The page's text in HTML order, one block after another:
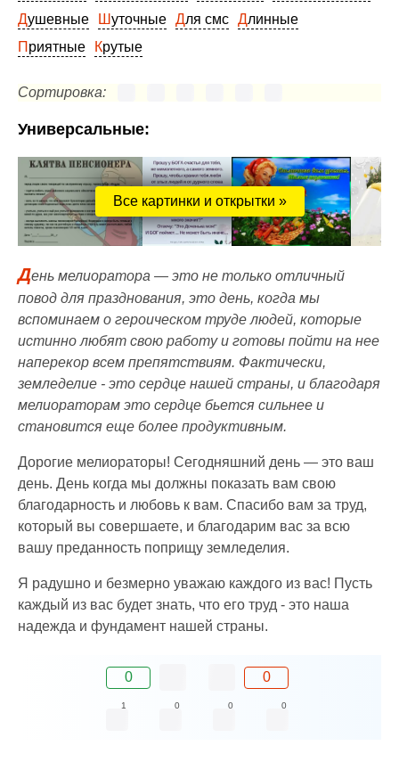
Душевные
Шуточные Для смс
Длинные
Приятные
Крутые
Сортировка:
Универсальные:
Все картинки и открытки »
День мелиоратора — это не только отличный
повод для празднования, это день, когда мы
вспоминаем о героическом труде людей, которые
истинно любят свою работу и готовы пойти на нее
наперекор всем препятствиям. Фактически,
земледелие - это сердце нашей страны, и благодаря
мелиораторам это сердце бьется сильнее и
становится еще более продуктивным.
Дорогие мелиораторы! Сегодняшний день — это ваш
день. День когда мы должны показать вам свою
благодарность и любовь к вам. Спасибо вам за труд,
который вы совершаете, и благодарим вас за всю
вашу преданность поприщу земледелия.
Я радушно и безмерно уважаю каждого из вас! Пусть
каждый из вас будет знать, что его труд - это наша
надежда и фундамент нашей страны.
0 0
1 0 0 0